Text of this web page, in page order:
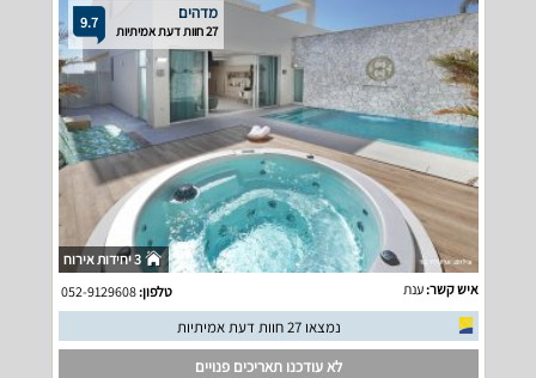
9.7 מדהים
27 חוות דעת אמיתיות
3 יחידות אירוח
איש קשר:ענת טלפון:052-9129608
נמצאו 27 חוות דעת אמיתיות
לא עודכנו תאריכים פנויים